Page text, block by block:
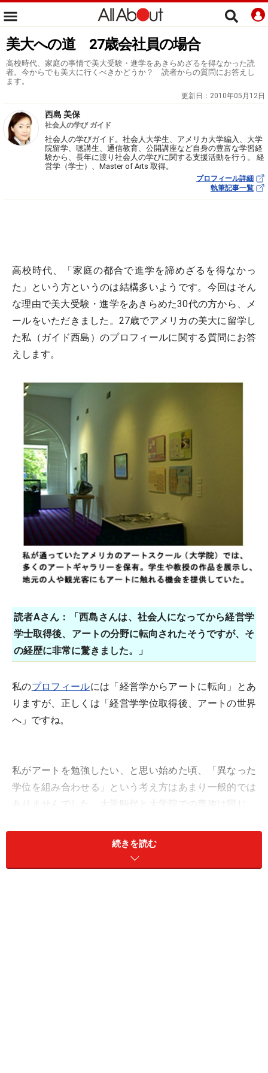
美大への道 27歳会社員の場合
高校時代、家庭の事情で美大受験・進学をあきらめざるを得なかった読
者。今からでも美大に行くべきかどうか？ 読者からの質問にお答えし
ます。
更新日： 2010年05月12日
西島 美保
社会人の学び ガイド
社会人の学びガイド。社会人大学生、アメリカ大学編入、大学
院留学、聴講生、通信教育、公開講座など自身の豊富な学習経
験から、長年に渡り社会人の学びに関する支援活動を行う。 経
営学（学士）、Master of Arts 取得。
プロフィール詳細
執筆記事一覧
高校時代、「家庭の都合で進学を諦めざるを得なかっ
た」という方というのは結構多いようです。今回はそん
な理由で美大受験・進学をあきらめた30代の方から、メ
ールをいただきました。27歳でアメリカの美大に留学し
た私（ガイド西島）のプロフィールに関する質問にお答
えします。
読者Aさん：「西島さんは、社会人になってから経営学
学士取得後、アートの分野に転向されたそうですが、そ
の経歴に非常に驚きました。」
私のプロフィールには「経営学からアートに転向」とあ
りますが、正しくは「経営学学位取得後、アートの世界
へ」ですね。
私がアートを勉強したい、と思い始めた頃、「異なった
学位を組み合わせる」という考え方はあまり一般的では
ありませんでした。大学時代と大学院での専攻は同じ、
しかし、アメリカでは、「経営学×（かける）アート」と
いう考え方が一般的です。つまり異なる学位を組み合わ
続きを読む